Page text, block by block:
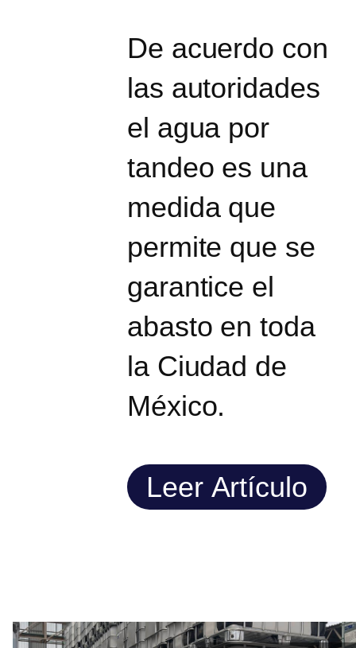
De acuerdo con
las autoridades
el agua por
tandeo es una
medida que
permite que se
garantice el
abasto en toda
la Ciudad de
México.
Leer Artículo